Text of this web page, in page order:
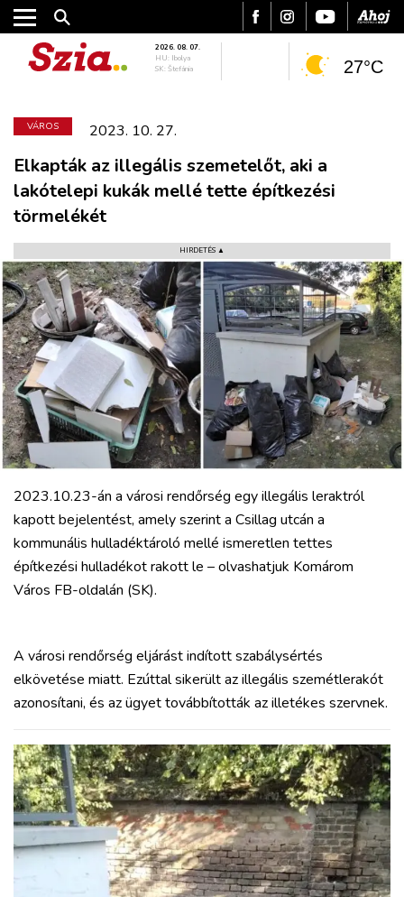
PODCAST
2026. 08. 07.
HU: Ibolya
SK: Štefánia
27°C
VÁROS 2023. 10. 27.
Elkapták az illegális szemetelőt, aki a
lakótelepi kukák mellé tette építkezési
törmelékét
HIRDETÉS ▲
2023.10.23-án a városi rendőrség egy illegális leraktról
kapott bejelentést, amely szerint a Csillag utcán a
kommunális hulladéktároló mellé ismeretlen tettes
építkezési hulladékot rakott le – olvashatjuk Komárom
Város FB-oldalán (SK).
A városi rendőrség eljárást indított szabálysértés
elkövetése miatt. Ezúttal sikerült az illegális szemétlerakót
azonosítani, és az ügyet továbbították az illetékes szervnek.